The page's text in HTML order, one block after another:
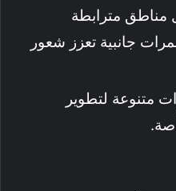
مترابطة
جانبية تعزز شعور
متنوعة لتطوير